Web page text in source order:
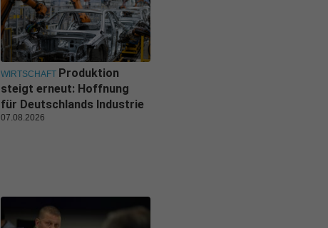
WIRTSCHAFT Produktion
steigt erneut: Hoffnung
für Deutschlands Industrie
07.08.2026